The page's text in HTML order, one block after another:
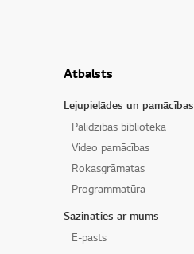
Atbalsts
Lejupielādes un pamācības
Palīdzības bibliotēka
Video pamācības
Rokasgrāmatas
Programmatūra
Sazināties ar mums
E-pasts